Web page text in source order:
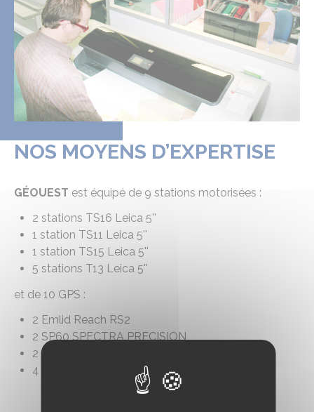
NOS MOYENS D’EXPERTISE
GÉOUEST est équipé de 9 stations motorisées :
2 stations TS16 Leica 5''
1 station TS11 Leica 5''
1 station TS15 Leica 5''
5 stations T13 Leica 5''
et de 10 GPS :
2 Emlid Reach RS2
2 SP60 SPECTRA PRECISION
2 Leica GS16
4 Leica GS07